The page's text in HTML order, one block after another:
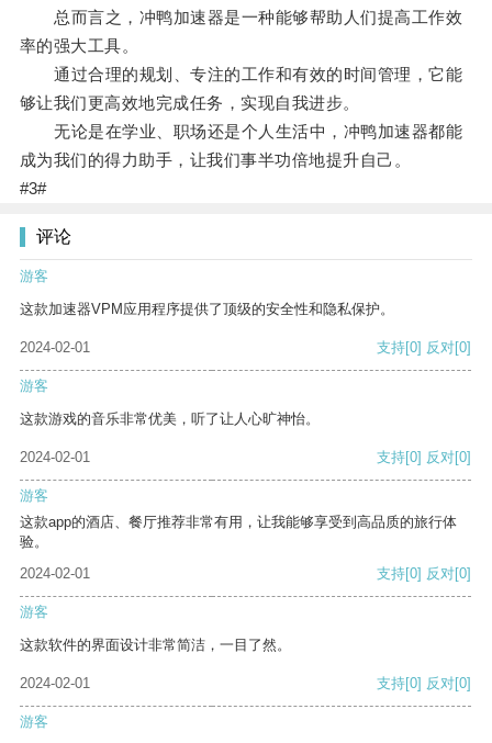
总而言之，冲鸭加速器是一种能够帮助人们提高工作效
率的强大工具。
通过合理的规划、专注的工作和有效的时间管理，它能
够让我们更高效地完成任务，实现自我进步。
无论是在学业、职场还是个人生活中，冲鸭加速器都能
成为我们的得力助手，让我们事半功倍地提升自己。
#3#
评论
游客
这款加速器VPM应用程序提供了顶级的安全性和隐私保护。
2024-02-01 支持[0] 反对[0]
游客
这款游戏的音乐非常优美，听了让人心旷神怡。
2024-02-01 支持[0] 反对[0]
游客
这款app的酒店、餐厅推荐非常有用，让我能够享受到高品质的旅行体
验。
2024-02-01
支持[0] 反对[0]
游客
这款软件的界面设计非常简洁，一目了然。
2024-02-01 支持[0] 反对[0]
游客